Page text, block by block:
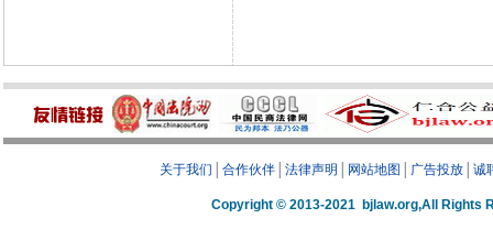
关于我们 合作伙伴 法律声明 网站地图 广告投放 诚
Copyright © 2013-2021 bjlaw.org,All Rights